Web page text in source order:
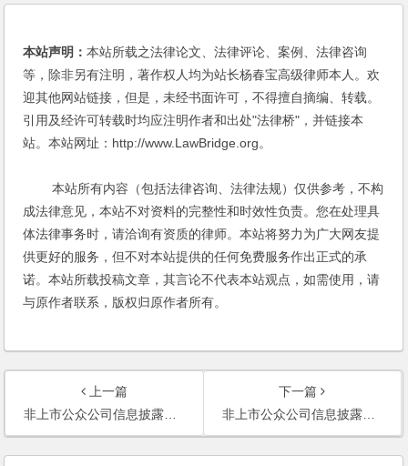
本站声明：本站所载之法律论文、法律评论、案例、法律咨询
等，除非另有注明，著作权人均为站长杨春宝高级律师本人。欢
迎其他网站链接，但是，未经书面许可，不得擅自摘编、转载。
引用及经许可转载时均应注明作者和出处"法律桥"，并链接本
站。本站网址：http://www.LawBridge.org。
本站所有内容（包括法律咨询、法律法规）仅供参考，不构
成法律意见，本站不对资料的完整性和时效性负责。您在处理具
体法律事务时，请洽询有资质的律师。本站将努力为广大网友提
供更好的服务，但不对本站提供的任何免费服务作出正式的承
诺。本站所载投稿文章，其言论不代表本站观点，如需使用，请
与原作者联系，版权归原作者所有。
上一篇
非上市公众公司信息披露内容与格式准则第8号---定向发行优先股申请文件
下一篇
非上市公众公司信息披露内容与格式准则第7号---定向发行优先股说明书和发行情况报告书